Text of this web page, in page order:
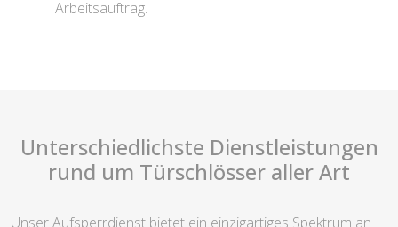
Arbeitsauftrag.
Unterschiedlichste Dienstleistungen
rund um Türschlösser aller Art
Unser Aufsperrdienst bietet ein einzigartiges Spektrum an